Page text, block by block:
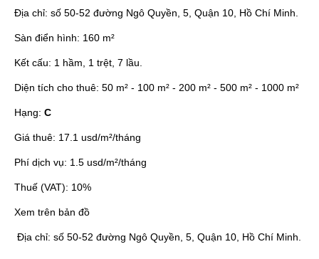
Địa chỉ: số 50-52 đường Ngô Quyền, 5, Quận 10, Hồ Chí Minh.
Sàn điển hình: 160 m²
Kết cấu: 1 hầm, 1 trệt, 7 lầu.
Diện tích cho thuê: 50 m² - 100 m² - 200 m² - 500 m² - 1000 m²
Hạng: C
Giá thuê: 17.1 usd/m²/tháng
Phí dịch vụ: 1.5 usd/m²/tháng
Thuế (VAT): 10%
Xem trên bản đồ
Địa chỉ: số 50-52 đường Ngô Quyền, 5, Quận 10, Hồ Chí Minh.